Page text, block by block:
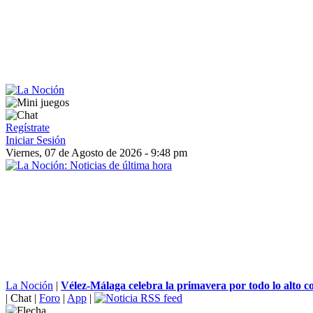
Regístrate
Iniciar Sesión
Viernes, 07 de Agosto de 2026 - 9:48 pm
La Noción | Vélez-Málaga celebra la primavera por todo lo alto
| Chat | Foro | App |